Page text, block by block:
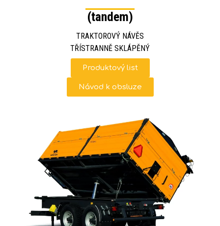
(tandem)
TRAKTOROVÝ NÁVĚS
TŘÍSTRANNĚ SKLÁPĚNÝ
Produktový list
Návod k obsluze